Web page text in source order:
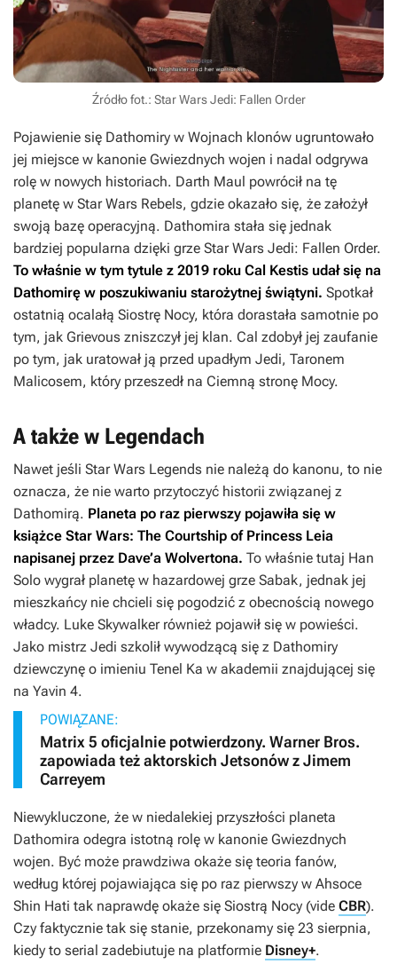
Źródło fot.: Star Wars Jedi: Fallen Order
Pojawienie się Dathomiry w Wojnach klonów ugruntowało
jej miejsce w kanonie Gwiezdnych wojen i nadal odgrywa
rolę w nowych historiach. Darth Maul powrócił na tę
planetę w Star Wars Rebels, gdzie okazało się, że założył
swoją bazę operacyjną. Dathomira stała się jednak
bardziej popularna dzięki grze Star Wars Jedi: Fallen Order.
To właśnie w tym tytule z 2019 roku Cal Kestis udał się na
Dathomirę w poszukiwaniu starożytnej świątyni. Spotkał
ostatnią ocalałą Siostrę Nocy, która dorastała samotnie po
tym, jak Grievous zniszczył jej klan. Cal zdobył jej zaufanie
po tym, jak uratował ją przed upadłym Jedi, Taronem
Malicosem, który przeszedł na Ciemną stronę Mocy.
A także w Legendach
Nawet jeśli Star Wars Legends nie należą do kanonu, to nie
oznacza, że nie warto przytoczyć historii związanej z
Dathomirą. Planeta po raz pierwszy pojawiła się w
książce Star Wars: The Courtship of Princess Leia
napisanej przez Dave’a Wolvertona. To właśnie tutaj Han
Solo wygrał planetę w hazardowej grze Sabak, jednak jej
mieszkańcy nie chcieli się pogodzić z obecnością nowego
władcy. Luke Skywalker również pojawił się w powieści.
Jako mistrz Jedi szkolił wywodzącą się z Dathomiry
dziewczynę o imieniu Tenel Ka w akademii znajdującej się
na Yavin 4.
POWIĄZANE:
Matrix 5 oficjalnie potwierdzony. Warner Bros.
zapowiada też aktorskich Jetsonów z Jimem
Carreyem
Niewykluczone, że w niedalekiej przyszłości planeta
Dathomira odegra istotną rolę w kanonie Gwiezdnych
wojen. Być może prawdziwa okaże się teoria fanów,
według której pojawiająca się po raz pierwszy w Ahsoce
Shin Hati tak naprawdę okaże się Siostrą Nocy (vide CBR).
Czy faktycznie tak się stanie, przekonamy się 23 sierpnia,
kiedy to serial zadebiutuje na platformie Disney+.